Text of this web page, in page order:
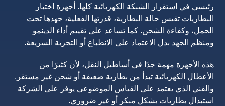
رئيسي في استقرار الشبكة الكهربائية كلها. أجهزة اختبار
البطاريات تقيس حالة البطارية، قدرتها الفعلية، جهدها تحت
الحمل، وكفاءة الشحن. كما تساعد على تقييم أداء الدينمو
ومنظم الجهد بدل الاعتماد على الانطباع أو التجربة السريعة.
هذه الأجهزة مهمة جدًا في أساطيل النقل، لأن كثيرًا من
الأعطال الكهربائية تبدأ من بطارية ضعيفة أو شحن غير مستقر.
والفني الذي يعتمد على القياس الموضوعي يوفر على الشركة
استبدال بطاريات بشكل مبكر أو غير ضروري.